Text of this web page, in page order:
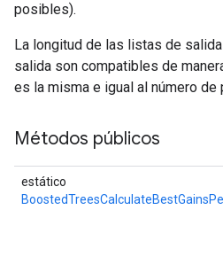
posibles).
La longitud de las listas de
salida son compatibles de
es la misma e igual al número
Métodos públicos
estático